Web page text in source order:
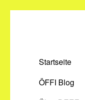
Startseite
ÖFFI Blog